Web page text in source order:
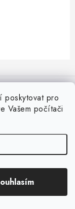
poskytovat pro
Vašem počítači
Upravit nastavení